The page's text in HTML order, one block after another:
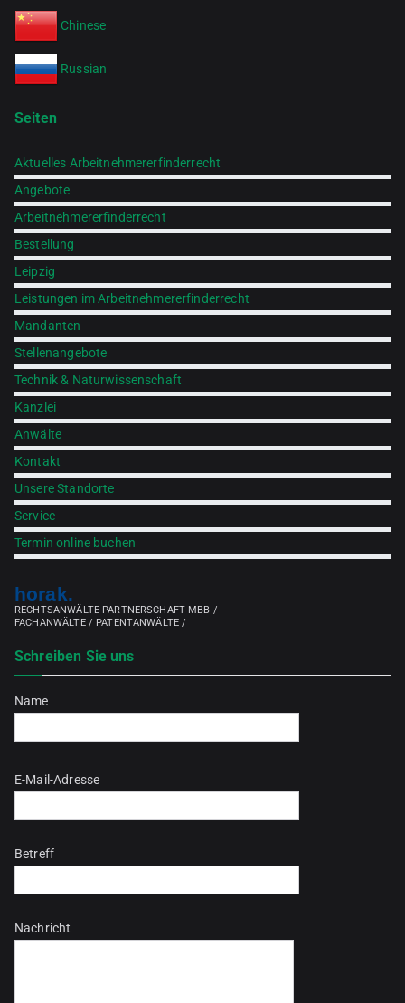
Chinese
Russian
Seiten
Aktuelles Arbeitnehmererfinderrecht
Angebote
Arbeitnehmererfinderrecht
Bestellung
Leipzig
Leistungen im Arbeitnehmererfinderrecht
Mandanten
Stellenangebote
Technik & Naturwissenschaft
Kanzlei
Anwälte
Kontakt
Unsere Standorte
Service
Termin online buchen
horak.
RECHTSANWÄLTE PARTNERSCHAFT MBB /
FACHANWÄLTE / PATENTANWÄLTE /
Schreiben Sie uns
Name
E-Mail-Adresse
Betreff
Nachricht